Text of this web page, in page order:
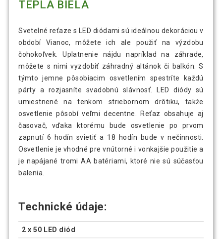
TEPLÁ BIELA
Svetelné reťaze s LED diódami sú ideálnou dekoráciou v
období Vianoc, môžete ich ale použiť na výzdobu
čohokoľvek. Uplatnenie nájdu napríklad na záhrade,
môžete s nimi vyzdobiť záhradný altánok či balkón. S
týmto jemne pôsobiacim osvetlením spestríte každú
párty a rozjasníte svadobnú slávnosť. LED diódy sú
umiestnené na tenkom striebornom drôtiku, takže
osvetlenie pôsobí veľmi decentne. Reťaz obsahuje aj
časovač, vďaka ktorému bude osvetlenie po prvom
zapnutí 6 hodín svietiť a 18 hodín bude v nečinnosti.
Osvetlenie je vhodné pre vnútorné i vonkajšie použitie a
je napájané tromi AA batériami, ktoré nie sú súčasťou
balenia.
Technické údaje:
2 x 50 LED diód